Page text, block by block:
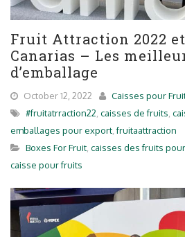
Fruit Attraction 2022
Canarias – Les
d’emballage
October 12, 2022
Caisses pour
#fruitatrraction22 caisses de fruits
emballages pour export ,fruitaattraction
Boxes For Fruit caisses des fruits
caisse pour fruits